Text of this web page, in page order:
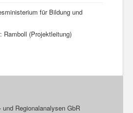
für Bildung und
Ramboll (Projektleitung)
Regionalanalysen GbR